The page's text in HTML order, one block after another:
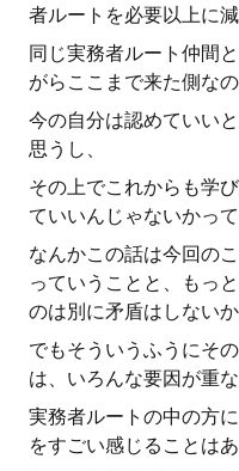
者ルートを必要以上に
同じ実務者ルート仲間
がらここまで来た側なの
今の自分は認めていい
思うし、
その上でこれからも学
ていいんじゃないかっ
なんかこの話は今回の
っていうことと、もっ
のは別に矛盾はしない
でもそういうふうにそ
は、いろんな要因が重
実務者ルートの中の方
をすごい感じることは